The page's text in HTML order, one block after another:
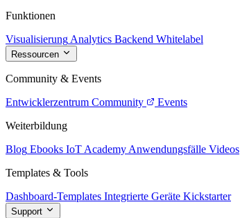
Funktionen
Visualisierung Analytics Backend Whitelabel
Ressourcen
Community & Events
Entwicklerzentrum Community
Events
Weiterbildung
Blog Ebooks IoT Academy Anwendungsfälle Videos
Templates & Tools
Dashboard-Templates Integrierte Geräte Kickstarter
Support